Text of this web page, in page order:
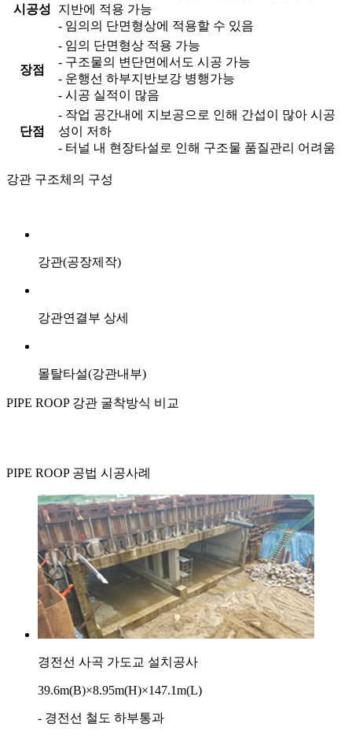
시공성
지반에 적용 가능
- 임의의 단면형상에 적용할 수 있음
장점
- 임의 단면형상 적용 가능
- 구조물의 변단면에서도 시공 가능
- 운행선 하부지반보강 병행가능
- 시공 실적이 많음
단점
- 작업 공간내에 지보공으로 인해 간섭이 많아 시공
성이 저하
- 터널 내 현장타설로 인해 구조물 품질관리 어려움
강관 구조체의 구성
강관(공장제작)
강관연결부 상세
몰탈타설(강관내부)
PIPE ROOP 강관 굴착방식 비교
PIPE ROOP 공법 시공사례
경전선 사곡 가도교 설치공사
39.6m(B)×8.95m(H)×147.1m(L)
- 경전선 철도 하부통과